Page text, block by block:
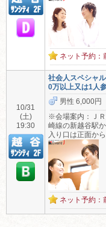
ネット予約：
10/31
(土)
19:30
社会人スペシャ
0万以上又は1人
男性 6,000円
※会場案内：Ｊ
崎線の新越谷駅
入り口は正面か
ネット予約：